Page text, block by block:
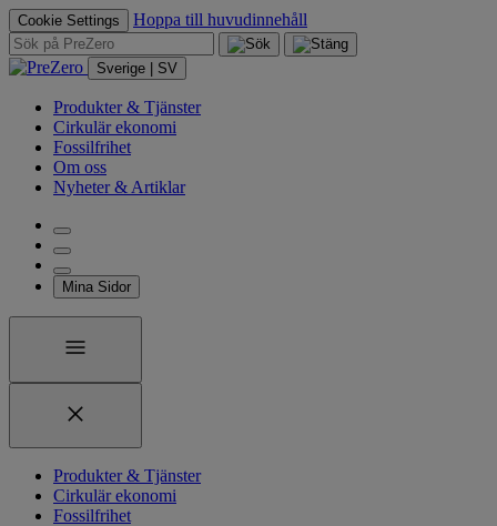
Cookie Settings Hoppa till huvudinnehåll
Sverige | SV
Produkter & Tjänster
Cirkulär ekonomi
Fossilfrihet
Om oss
Nyheter & Artiklar
Mina Sidor
Produkter & Tjänster
Cirkulär ekonomi
Fossilfrihet